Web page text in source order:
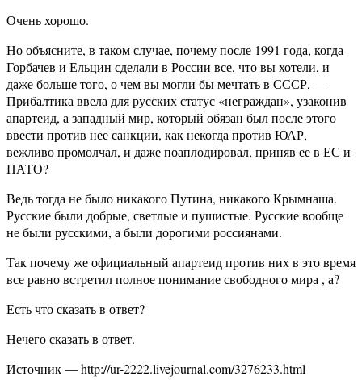
Очень хорошо.
Но объясните, в таком случае, почему после 1991 года, когда
Горбачев и Ельцин сделали в России все, что вы хотели, и
даже больше того, о чем вы могли бы мечтать в СССР, —
Прибалтика ввела для русских статус «неграждан», узаконив
апартеид, а западный мир, который обязан был после этого
ввести против нее санкции, как некогда против ЮАР,
вежливо промолчал, и даже поаплодировал, приняв ее в ЕС и
НАТО?
Ведь тогда не было никакого Путина, никакого Крымнаша.
Русские были добрые, светлые и пушистые. Русские вообще
не были русскими, а были дорогими россиянами.
Так почему же официальный апартеид против них в это время
все равно встретил полное понимание свободного мира , а?
Есть что сказать в ответ?
Нечего сказать в ответ.
Источник — http://ur-2222.livejournal.com/3276233.html